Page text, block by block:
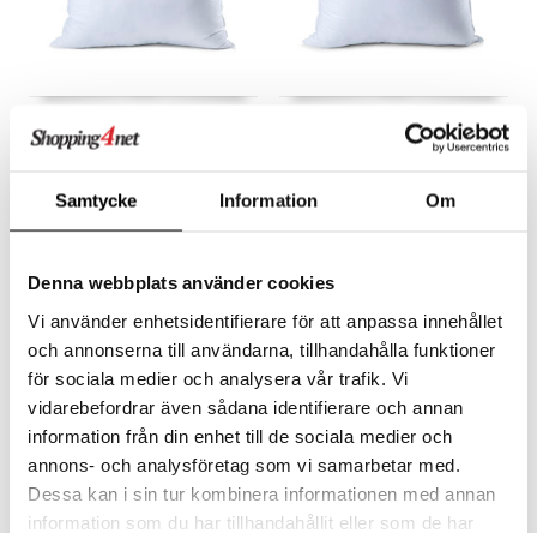
Samtycke Information Om
Denna webbplats använder cookies
Vi använder enhetsidentifierare för att anpassa innehållet
och annonserna till användarna, tillhandahålla funktioner
för sociala medier och analysera vår trafik. Vi
vidarebefordrar även sådana identifierare och annan
information från din enhet till de sociala medier och
annons- och analysföretag som vi samarbetar med.
Dessa kan i sin tur kombinera informationen med annan
information som du har tillhandahållit eller som de har
Lord Nelson Tyyny
Mikrokuitua Pitkä 50x60
23,99 €
Lord Nelson Tyyny
Mikrokuitu Medium 50x60
33,99